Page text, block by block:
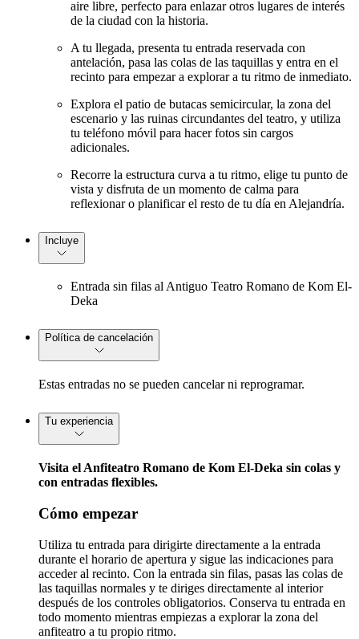
aire libre, perfecto para enlazar otros lugares de interés
de la ciudad con la historia.
A tu llegada, presenta tu entrada reservada con
antelación, pasa las colas de las taquillas y entra en el
recinto para empezar a explorar a tu ritmo de inmediato.
Explora el patio de butacas semicircular, la zona del
escenario y las ruinas circundantes del teatro, y utiliza
tu teléfono móvil para hacer fotos sin cargos
adicionales.
Recorre la estructura curva a tu ritmo, elige tu punto de
vista y disfruta de un momento de calma para
reflexionar o planificar el resto de tu día en Alejandría.
Incluye
Entrada sin filas al Antiguo Teatro Romano de Kom El-
Deka
Política de cancelación
Estas entradas no se pueden cancelar ni reprogramar.
Tu experiencia
Visita el Anfiteatro Romano de Kom El-Deka sin colas y
con entradas flexibles.
Cómo empezar
Utiliza tu entrada para dirigirte directamente a la entrada
durante el horario de apertura y sigue las indicaciones para
acceder al recinto. Con la entrada sin filas, pasas las colas de
las taquillas normales y te diriges directamente al interior
después de los controles obligatorios. Conserva tu entrada en
todo momento mientras empiezas a explorar la zona del
anfiteatro a tu propio ritmo.